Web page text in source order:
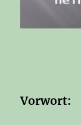
Vorwort: